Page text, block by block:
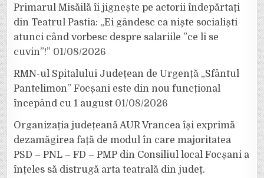
Primarul Misăilă îi jignește pe actorii îndepărtați
din Teatrul Pastia: „Ei gândesc ca niște socialiști
atunci când vorbesc despre salariile ”ce li se
cuvin”!” 01/08/2026
RMN-ul Spitalului Județean de Urgență „Sfântul
Pantelimon” Focșani este din nou funcțional
începând cu 1 august 01/08/2026
Organizația județeană AUR Vrancea își exprimă
dezamăgirea față de modul în care majoritatea
PSD – PNL – FD – PMP din Consiliul local Focșani a
înțeles să distrugă arta teatrală din județ.